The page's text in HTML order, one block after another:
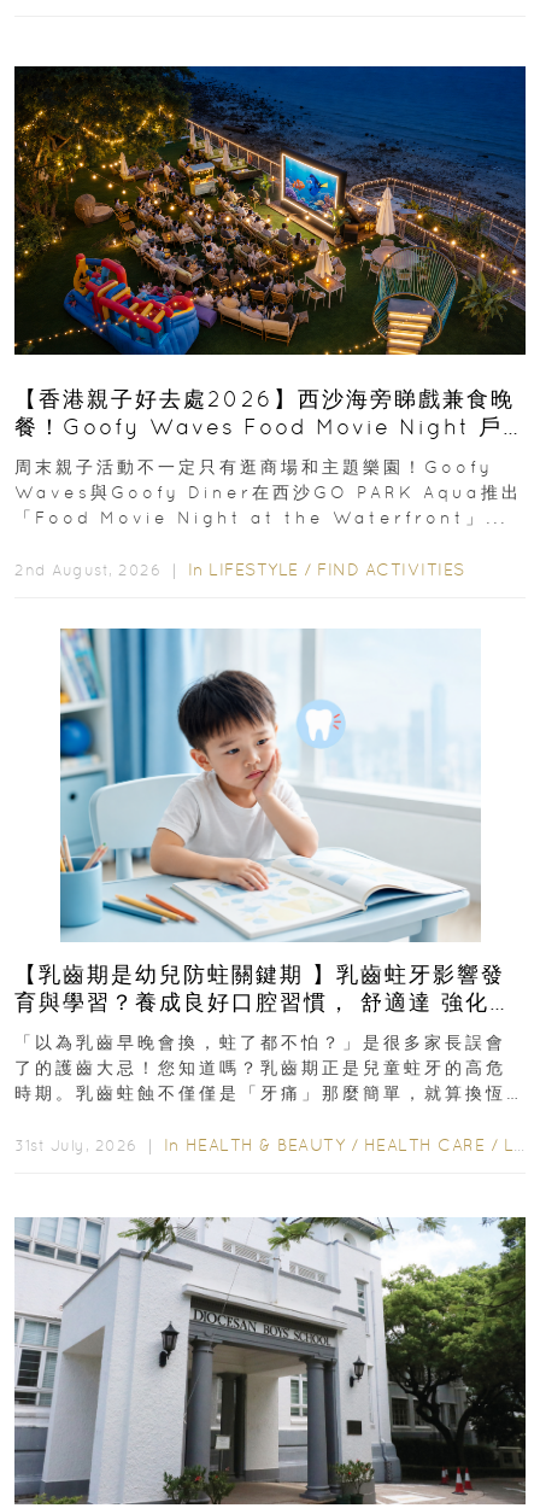
【香港親子好去處2026】西沙海旁睇戲兼食晚
餐！Goofy Waves Food Movie Night 戶
外影院逢週末登場
周末親子活動不一定只有逛商場和主題樂園！Goofy
Waves與Goofy Diner在西沙GO PARK Aqua推出
「Food Movie Night at the Waterfront」...
2nd August, 2026 ｜ In LIFESTYLE / FIND ACTIVITIES
【乳齒期是幼兒防蛀關鍵期 】乳齒蛀牙影響發
育與學習？養成良好口腔習慣， 舒適達 強化琺
瑯質 兒童牙膏防護指南
「以為乳齒早晚會換，蛀了都不怕？」是很多家長誤會
了的護齒大忌！您知道嗎？乳齒期正是兒童蛀牙的高危
時期。乳齒蛀蝕不僅僅是「牙痛」那麼簡單，就算換恆
31st July, 2026 ｜ In HEALTH & BEAUTY / HEALTH CARE / LIFESTYLE